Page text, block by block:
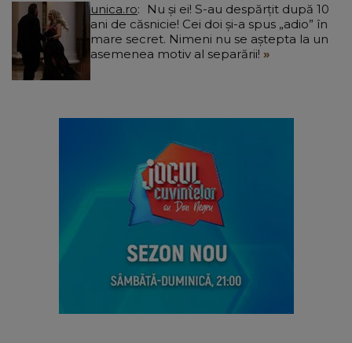
unica.ro
ani de căsnicie! Cei doi și-a spus „adio” în
mare secret. Nimeni nu se aștepta la un
asemenea motiv al separării!